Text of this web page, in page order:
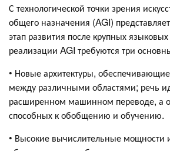
С технологической точки зрения
общего назначения (AGI)
этап развития после крупных
реализации AGI требуются три
• Новые архитектуры,
между различными областями; речь
расширенном машинном переводе, а
способных к обобщению и обучению.
• Высокие вычислительные мощности